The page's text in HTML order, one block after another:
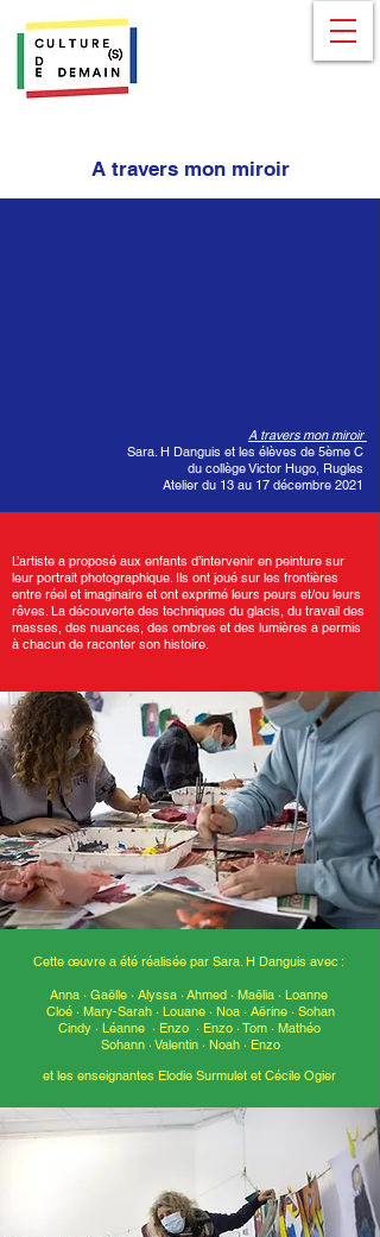
A travers mon miroir
A travers mon miroir
Sara. H Danguis et les élèves de 5ème C
du collège Victor Hugo, Rugles
Atelier du 13 au 17 décembre 2021
L’artiste a proposé aux enfants d’intervenir en peinture sur
leur portrait photographique. Ils ont joué sur les frontières
entre réel et imaginaire et ont exprimé leurs peurs et/ou leurs
rêves. La découverte des techniques du glacis, du travail des
masses, des nuances, des ombres et des lumières a permis
à chacun de raconter son histoire.
Cette œuvre a été réalisée par Sara. H Danguis avec :
Anna · Gaëlle · Alyssa · Ahmed · Maëlia · Loanne
Cloé · Mary-Sarah · Louane · Noa · Aërine · Sohan
Cindy · Léanne · Enzo · Enzo · Tom · Mathéo
Sohann · Valentin · Noah · Enzo
et les enseignantes Elodie Surmulet et Cécile Ogier